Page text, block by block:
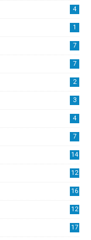
4
1
7
7
2
3
4
7
14
12
16
12
17